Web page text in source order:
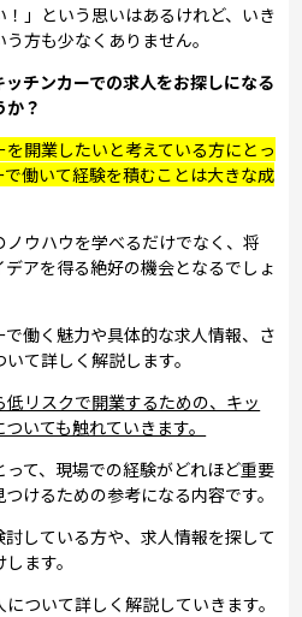
！」という思いはあるけれど、いき
方も少なくありません。
チンカーでの求人をお探しになる
？
開業したいと考えている方にとっ
働いて経験を積むことは大きな成
ウハウを学べるだけでなく、将
アを得る絶好の機会となるでしょ
働く魅力や具体的な求人情報、さ
て詳しく解説します。
リスクで開業するための、キッ
いても触れていきます。
て、現場での経験がどれほど重要
けるための参考になる内容です。
している方や、求人情報を探して
ます。
ついて詳しく解説していきます。